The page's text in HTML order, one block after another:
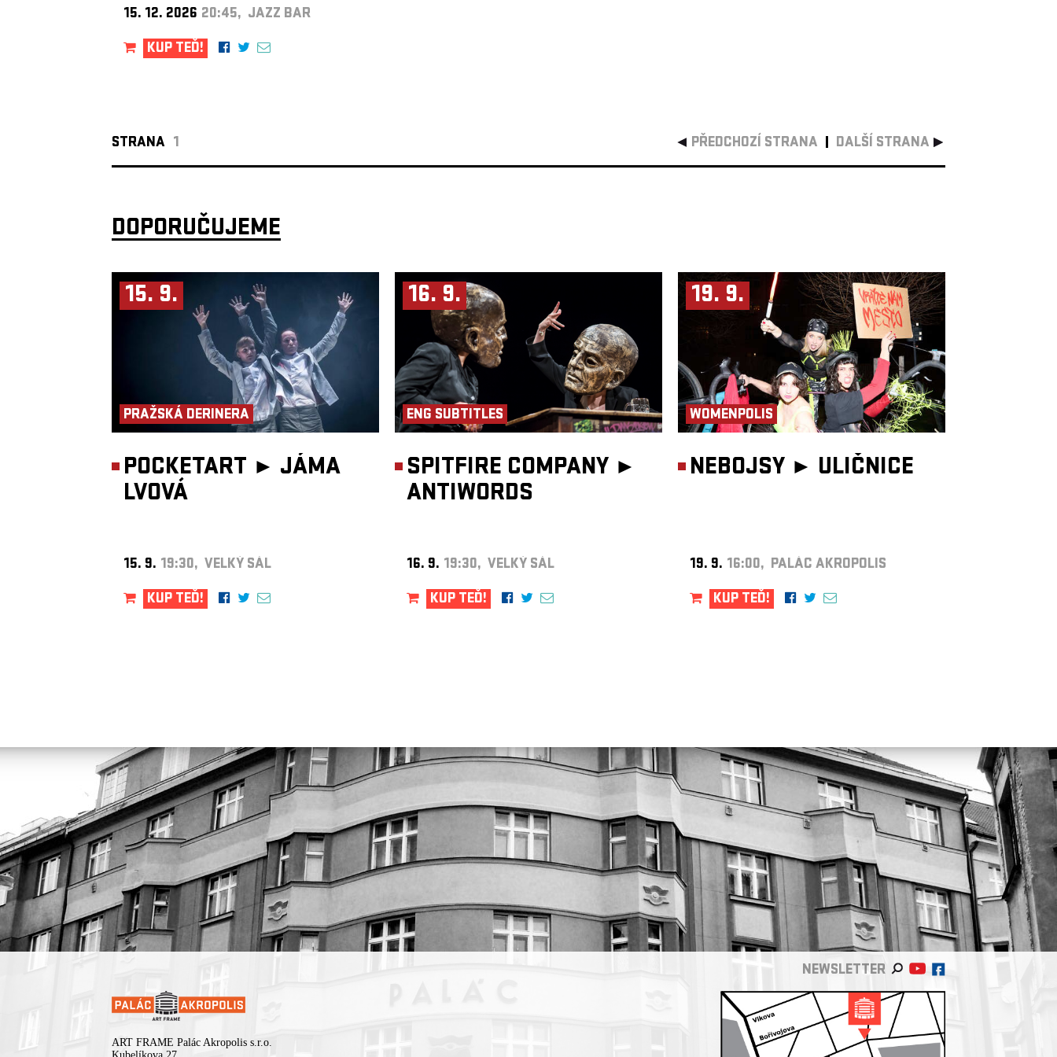
15. 12. 2026 20:45, JAZZ BAR
KUP TEĎ!
STRANA 1 PŘEDCHOZÍ STRANA DALŠÍ STRANA
DOPORUČUJEME
15. 9.
PRAŽSKÁ DERINERA
POCKETART ► JÁMA
LVOVÁ
15. 9. 19:30, VELKÝ SÁL
KUP TEĎ!
16. 9.
ENG SUBTITLES
SPITFIRE COMPANY ►
ANTIWORDS
16. 9. 19:30, VELKÝ SÁL
KUP TEĎ!
19. 9.
WOMENPOLIS
NEBOJSY ► ULIČNICE
19. 9. 16:00, PALÁC AKROPOLIS
KUP TEĎ!
NEWSLETTER
ART FRAME Palác Akropolis s.r.o.